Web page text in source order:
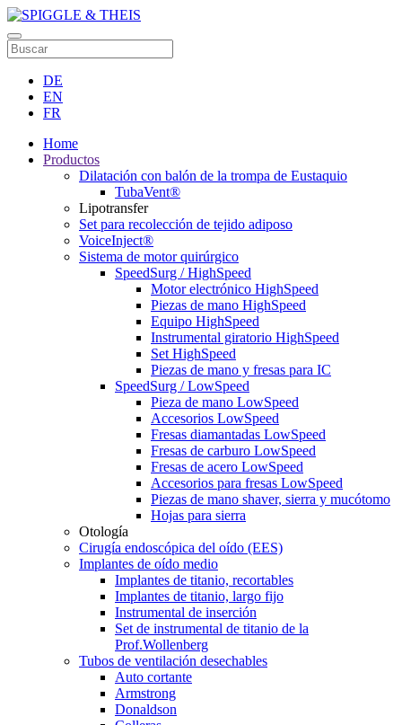
DE
EN
FR
Home
Productos
Dilatación con balón de la trompa de Eustaquio
TubaVent®
Lipotransfer
Set para recolección de tejido adiposo
VoiceInject®
Sistema de motor quirúrgico
SpeedSurg / HighSpeed
Motor electrónico HighSpeed
Piezas de mano HighSpeed
Equipo HighSpeed
Instrumental giratorio HighSpeed
Set HighSpeed
Piezas de mano y fresas para IC
SpeedSurg / LowSpeed
Pieza de mano LowSpeed
Accesorios LowSpeed
Fresas diamantadas LowSpeed
Fresas de carburo LowSpeed
Fresas de acero LowSpeed
Accesorios para fresas LowSpeed
Piezas de mano shaver, sierra y mucótomo
Hojas para sierra
Otología
Cirugía endoscópica del oído (EES)
Implantes de oído medio
Implantes de titanio, recortables
Implantes de titanio, largo fijo
Instrumental de inserción
Set de instrumental de titanio de la
Prof.Wollenberg
Tubos de ventilación desechables
Auto cortante
Armstrong
Donaldson